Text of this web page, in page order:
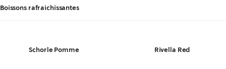
Boissons rafraichissantes
Schorle Pomme Rivella Red